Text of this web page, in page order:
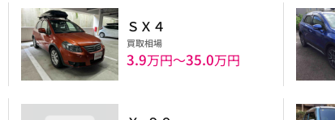
ＳＸ４
買取相場
3.9万円〜35.0万円